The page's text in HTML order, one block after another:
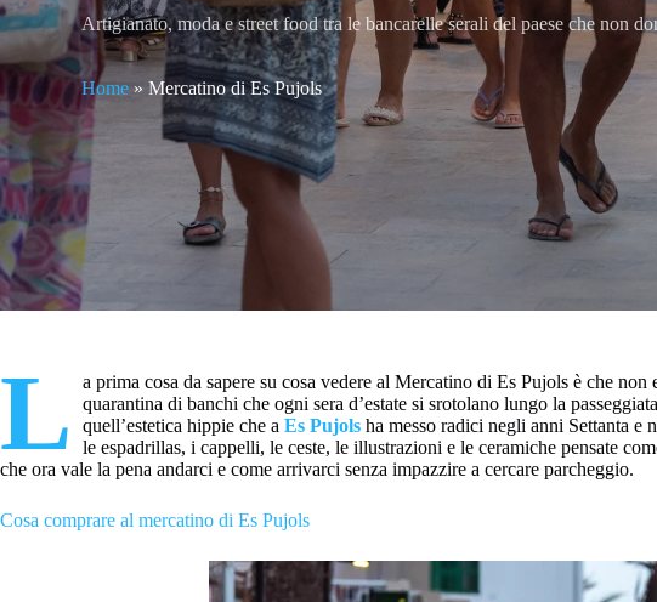
Artigianato, moda e street food tra le bancarelle serali del paese che non
Home »Mercatino di Es Pujols
L a prima cosa da sapere su cosa vedere al Mercatino di Es Pujols è che
quarantina di banchi che ogni sera d’estate si srotolano lungo la
quell’estetica hippie che a Es Pujolsha messo radici negli anni Settanta e
le espadrillas, i cappelli, le ceste, le illustrazioni e le ceramiche pensate
che ora vale la pena andarci e come arrivarci senza impazzire a cercare parcheggio.
Cosa comprare al mercatino di Es Pujols